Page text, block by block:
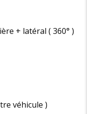
+ latéral ( 360° )
véhicule )